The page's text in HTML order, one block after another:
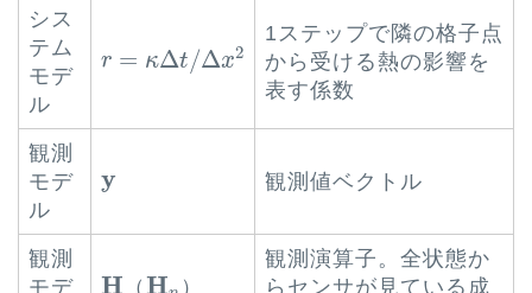
シス
テム
モデ
ル
r = κΔt/Δx2
/Δx 2
1ステップで隣の格子点
から受ける熱の影響を
表す係数
観測
モデ
ル
y
y 観測値ベクトル
観測
モデ
H
H （ H
Hn ）
観測演算子。全状態か
らセンサが見ている成